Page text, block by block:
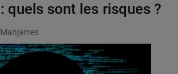
quels sont les risques ?